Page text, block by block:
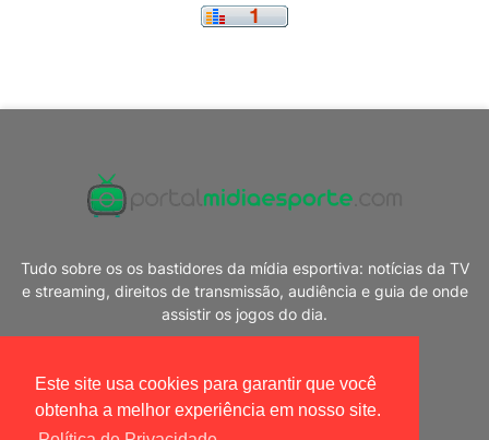
Este site usa cookies para garantir que você
obtenha a melhor experiência em nosso site.
Tudo sobre os os bastidores da mídia esportiva: notícias da TV
e streaming, direitos de transmissão, audiência e guia de onde
assistir os jogos do dia.